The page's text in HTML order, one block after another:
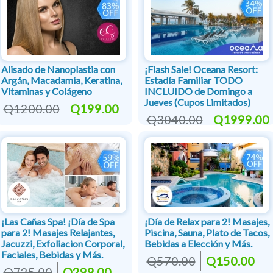
Alisado de Nanoplastia con
Argán, Macadamia, Keratina,
Vitaminas y Colágeno
Q1200.00 Q199.00
¡Flash Sale! Oceana Resort:
Estadía Familiar TODO
INCLUIDO de Domingo a
Jueves (Cupos Limitados)
Q3040.00 Q1999.00
¡Las Cañas Spa! ¡Día de Spa
para 2! Masajes Relajantes,
Jacuzzi, Exfoliacion Corporal,
Faciales, Bebidas y Más.
¡Día de Relax para 2! Masajes,
Piscina, Sauna, Plato de Tacos,
Bebidas a Elección y Más.
Q570.00 Q150.00